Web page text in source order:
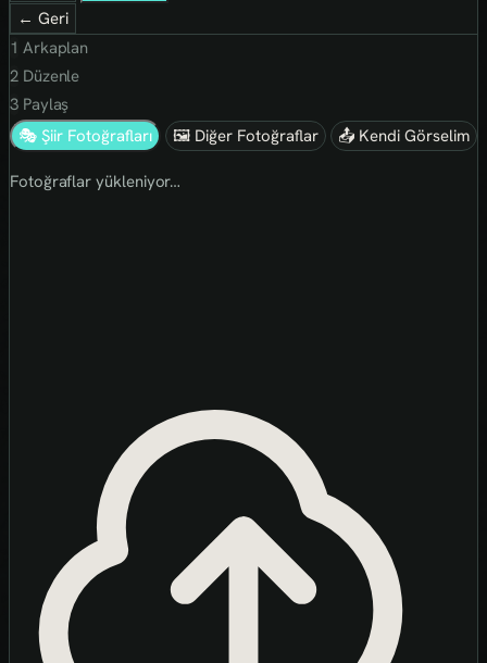
← Geri
1 Arkaplan
2Düzenle
3Paylaş
🎭 Şiir Fotoğrafları
🖼 Diğer Fotoğraflar 📤 Kendi Görselim
Fotoğraflar yükleniyor…